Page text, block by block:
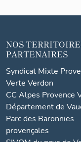
NOS
PARTENAIRES
Syndicat Mixte
Verte Verdon
CC Alpes Provence
Département de
Parc des Baronnies
provençales